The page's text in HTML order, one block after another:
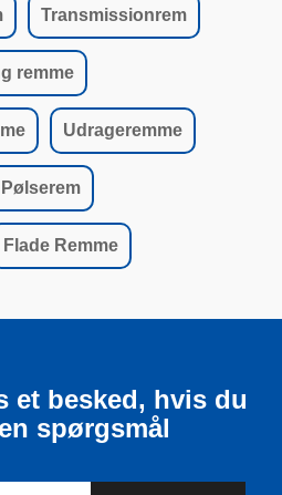
Transmissionrem
remme
Udrageremme
Pølserem
Flade Remme
et besked, hvis du
spørgsmål